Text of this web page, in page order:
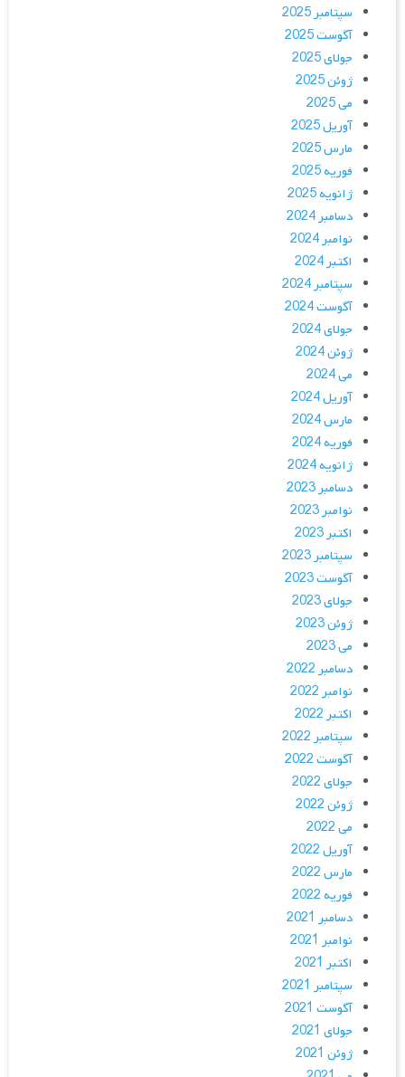
سپتامبر 2025
آگوست 2025
جولای 2025
ژوئن 2025
می 2025
آوریل 2025
مارس 2025
فوریه 2025
ژانویه 2025
دسامبر 2024
نوامبر 2024
اکتبر 2024
سپتامبر 2024
آگوست 2024
جولای 2024
ژوئن 2024
می 2024
آوریل 2024
مارس 2024
فوریه 2024
ژانویه 2024
دسامبر 2023
نوامبر 2023
اکتبر 2023
سپتامبر 2023
آگوست 2023
جولای 2023
ژوئن 2023
می 2023
دسامبر 2022
نوامبر 2022
اکتبر 2022
سپتامبر 2022
آگوست 2022
جولای 2022
ژوئن 2022
می 2022
آوریل 2022
مارس 2022
فوریه 2022
دسامبر 2021
نوامبر 2021
اکتبر 2021
سپتامبر 2021
آگوست 2021
جولای 2021
ژوئن 2021